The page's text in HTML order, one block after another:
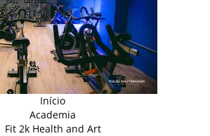
Início
Academia
Fit 2k Health and Art